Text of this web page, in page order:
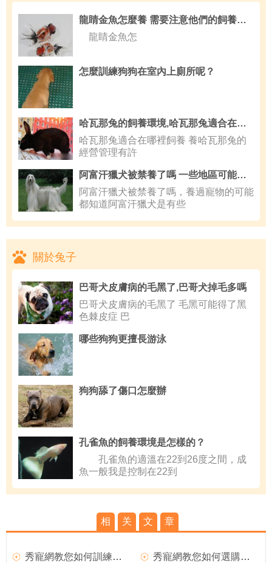
龍睛金魚怎麼養 需要注意他們的飼養環境
龍睛金魚怎
怎麼訓練狗狗在室內上廁所呢？
哈瓦那兔的飼養環境,哈瓦那兔適合在哪裡飼養
哈瓦那兔適合在哪裡飼養 養哈瓦那兔的
經營管理有許
阿富汗獵犬被禁養了嗎 一些地區可能是被禁養
阿富汗獵犬被禁養了嗎，養過寵物的可能
都知道阿富汗獵犬是有些
關於兔子
巴哥犬皮膚病的毛黑了,巴哥犬掉毛多嗎
巴哥犬皮膚病的毛黑了 毛黑可能得了黑
色棘皮症 巴
哪些狗狗更擅長游泳
狗狗舔了傷口怎麼辦
孔雀魚的飼養環境是怎樣的？
孔雀魚的適溫在22到26度之間，成
魚一般我是控制在22到
相 关 文 章
秀寵網教您如何訓練寵物鳥回籠 秀寵網教您如何選購健康的布偶貓